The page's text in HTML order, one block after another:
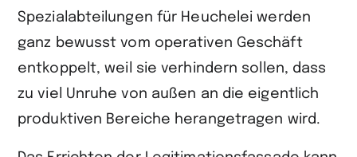
Spezialabteilungen für Heuchelei werden
ganz bewusst vom operativen Geschäft
entkoppelt, weil sie verhindern sollen, dass
zu viel Unruhe von außen an die eigentlich
produktiven Bereiche herangetragen wird.